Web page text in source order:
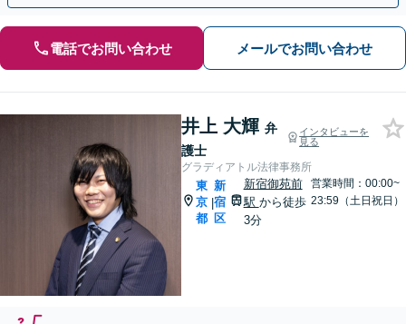
電話でお問い合わせ メールでお問い合わせ
井上 大輝 弁
護士
インタビューを
見る
グラディアトル法律事務所
東
京
都
|
新
宿
区
新宿御苑前
駅 から徒歩
3分
営業時間：00:00~
23:59（土日祝日）